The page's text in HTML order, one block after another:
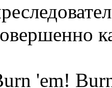
'em!